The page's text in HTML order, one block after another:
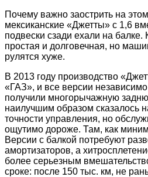
Почему важно заострить на
мексиканские «Джетты» с 1,6
подвески сзади ехали на балке.
простая и долговечная, но
рулятся хуже.
В 2013 году производство
«ГАЗ», и все версии независимо
получили многорычажную
наилучшим образом сказалось
точности управления, но
ощутимо дороже. Там, как
Версии с балкой потребуют
амортизаторов, а
более серьезным
сроке: после 150 тыс. км, не